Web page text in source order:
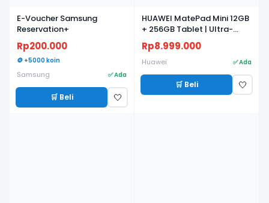
E-Voucher Samsung
Reservation+
Rp200.000
🪙 +5000 koin
Samsung ✅ Ada
🛒 Beli 🤍
HUAWEI MatePad Mini 12GB
+ 256GB Tablet | Ultra-
light, Ultra-thin | 8.8"
Flexible OLED PaperMatte
Display | AI WPS
Rp8.999.000
Huawei ✅ Ada
🛒 Beli 🤍